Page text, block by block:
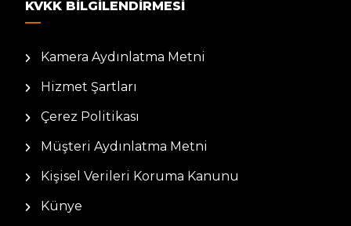
KVKK BILGILENDIRMESI
Kamera Aydınlatma Metni
Hizmet Şartları
Çerez Politikası
Müşteri Aydınlatma Metni
Kişisel Verileri Koruma Kanunu
Künye